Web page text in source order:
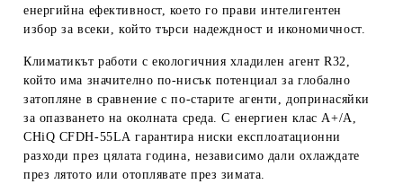
енергийна ефективност, което го прави интелигентен
избор за всеки, който търси надеждност и икономичност.
Климатикът работи с екологичния хладилен агент R32,
който има значително по-нисък потенциал за глобално
затопляне в сравнение с по-старите агенти, допринасяйки
за опазването на околната среда. С енергиен клас A+/A,
CHiQ CFDH-55LAгарантира ниски експлоатационни
разходи през цялата година, независимо дали охлаждате
през лятото или отоплявате през зимата.